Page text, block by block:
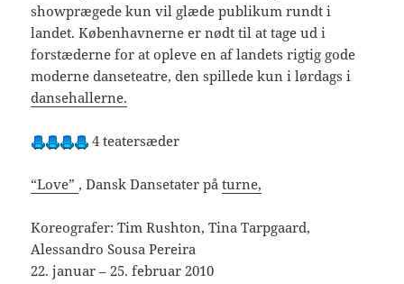
showprægede kun vil glæde publikum rundt i
landet. Københavnerne er nødt til at tage ud i
forstæderne for at opleve en af landets rigtig gode
moderne danseteatre, den spillede kun i lørdags i
dansehallerne.
4 teatersæder
“Love” , Dansk Dansetater påturne,
Koreografer: Tim Rushton, Tina Tarpgaard,
Alessandro Sousa Pereira
22. januar – 25. februar 2010